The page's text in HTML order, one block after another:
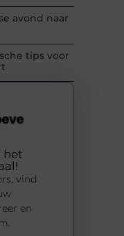
avond naar
tips voor
het
vind
en